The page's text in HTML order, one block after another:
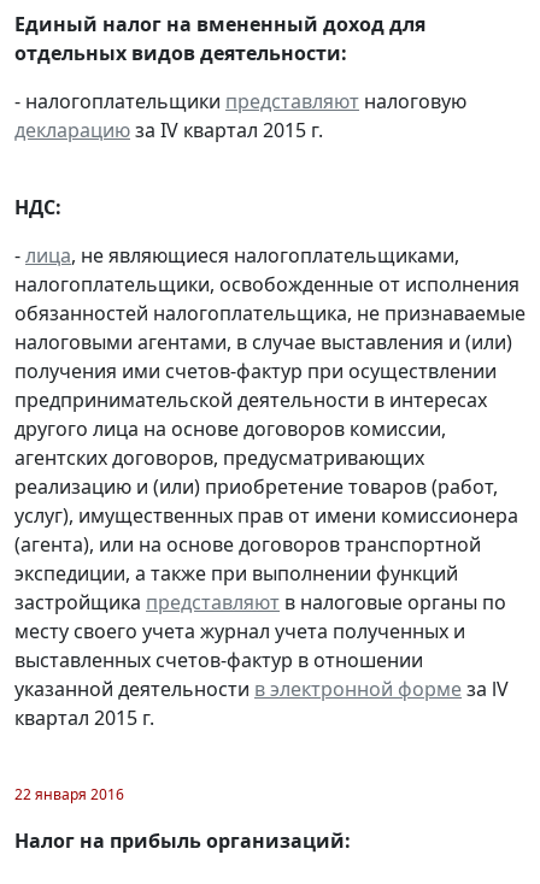
Единый налог на вмененный доход для
отдельных видов деятельности:
- налогоплательщики представляют налоговую
декларациюза IV квартал 2015 г.
НДС:
-лица, не являющиеся налогоплательщиками,
налогоплательщики, освобожденные от исполнения
обязанностей налогоплательщика, не признаваемые
налоговыми агентами, в случае выставления и (или)
получения ими счетов-фактур при осуществлении
предпринимательской деятельности в интересах
другого лица на основе договоров комиссии,
агентских договоров, предусматривающих
реализацию и (или) приобретение товаров (работ,
услуг), имущественных прав от имени комиссионера
(агента), или на основе договоров транспортной
экспедиции, а также при выполнении функций
застройщика представляют в налоговые органы по
месту своего учета журнал учета полученных и
выставленных счетов-фактур в отношении
указанной деятельности в электронной формеза lV
квартал 2015 г.
22 января 2016
Налог на прибыль организаций: